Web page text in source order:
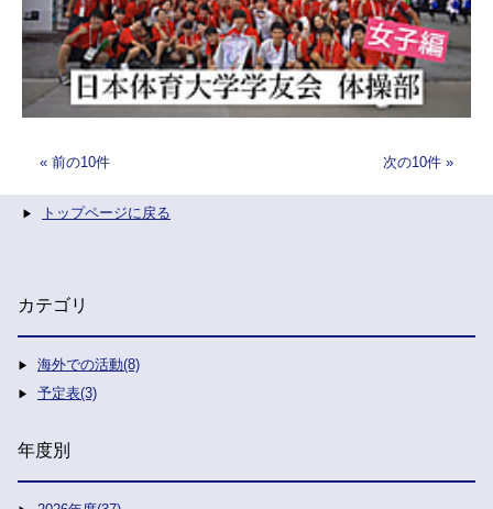
前の10件 次の10件
トップページに戻る
カテゴリ
海外での活動(8)
予定表(3)
年度別